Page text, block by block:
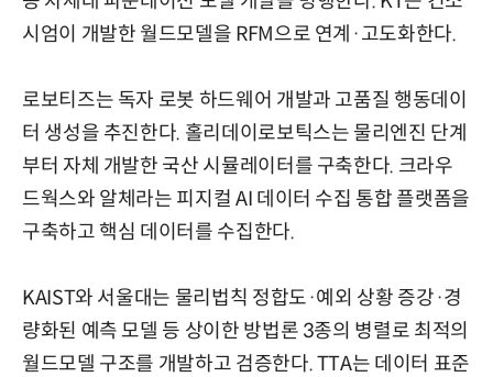
시엄이 개발한 월드모델을 RFM으로 연계·고도화한다.
로보티즈는 독자 로봇 하드웨어 개발과 고품질 행동데이
터 생성을 추진한다. 홀리데이로보틱스는 물리엔진 단계
부터 자체 개발한 국산 시뮬레이터를 구축한다. 크라우
드웍스와 알체라는 피지컬 AI 데이터 수집 통합 플랫폼을
구축하고 핵심 데이터를 수집한다.
KAIST와 서울대는 물리법칙 정합도·예외 상황 증강·경
량화된 예측 모델 등 상이한 방법론 3종의 병렬로 최적의
월드모델 구조를 개발하고 검증한다. TTA는 데이터 표준